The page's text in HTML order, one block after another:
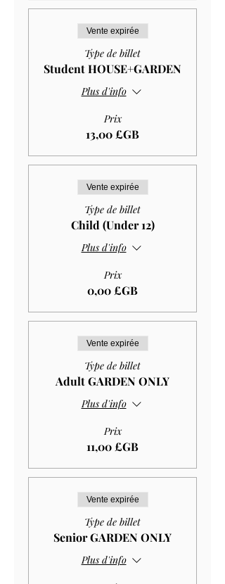
Vente expirée
Type de billet
Student HOUSE+GARDEN
Plus d'info
Prix
13,00 £GB
Vente expirée
Type de billet
Child (Under 12)
Plus d'info
Prix
0,00 £GB
Vente expirée
Type de billet
Adult GARDEN ONLY
Plus d'info
Prix
11,00 £GB
Vente expirée
Type de billet
Senior GARDEN ONLY
Plus d'info